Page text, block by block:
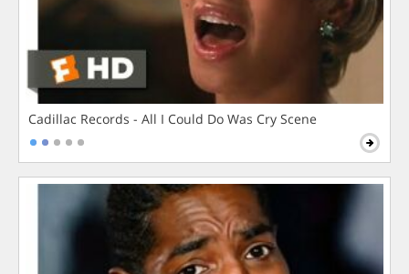
Cadillac Records - All I Could Do Was Cry Scene